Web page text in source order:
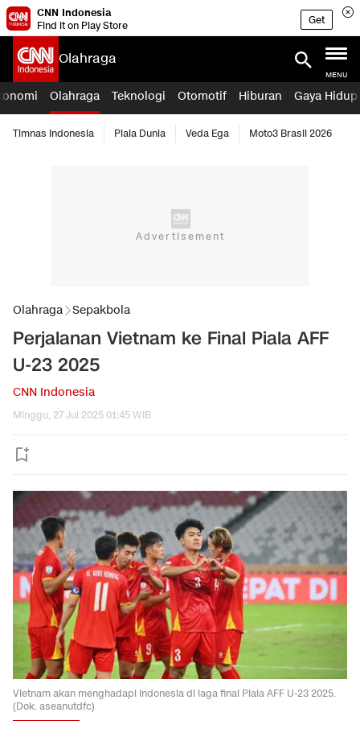
CNN Indonesia
Find it on Play Store
Get
Olahraga
MENU
Olahraga Teknologi Otomotif Hiburan Gaya Hidup
Timnas Indonesia Piala Dunia Veda Ega Moto3 Brasil 2026
Olahraga Sepakbola
Perjalanan Vietnam ke Final Piala AFF
U-23 2025
CNN Indonesia
Minggu, 27 Jul 2025 01:45 WIB
Vietnam akan menghadapi Indonesia di laga final Piala AFF U-23 2025.
(Dok. aseanutdfc)